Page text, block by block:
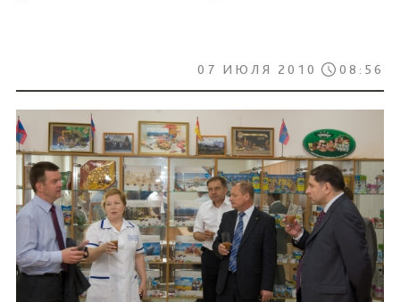
07 ИЮЛЯ 2010 08:56